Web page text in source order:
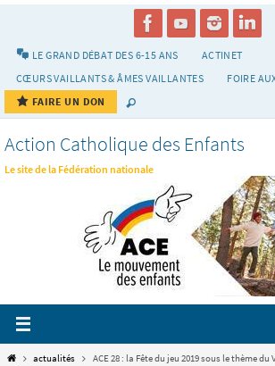
LE GRAND DÉBAT DES 6-15 ANS
ACTINET
CŒURS VAILLANTS & ÂMES VAILLANTES
FOIRE
FAIRE UN DON
Action Catholique des Enfants
Le site de la Fédération nationale
Homeactualités
ACE 28 : la Fête du jeu 2019 sous le thème